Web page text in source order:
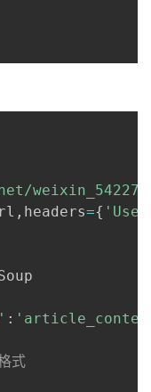
, headers={
:
式